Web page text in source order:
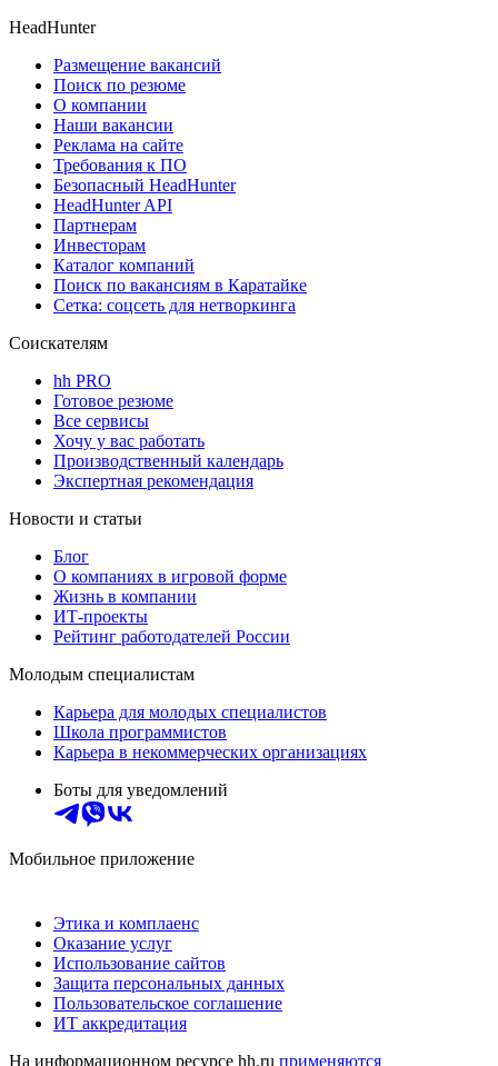
HeadHunter
Размещение вакансий
Поиск по резюме
О компании
Наши вакансии
Реклама на сайте
Требования к ПО
Безопасный HeadHunter
HeadHunter API
Партнерам
Инвесторам
Каталог компаний
Поиск по вакансиям в Каратайке
Сетка: соцсеть для нетворкинга
Соискателям
hh PRO
Готовое резюме
Все сервисы
Хочу у вас работать
Производственный календарь
Экспертная рекомендация
Новости и статьи
Блог
О компаниях в игровой форме
Жизнь в компании
ИТ-проекты
Рейтинг работодателей России
Молодым специалистам
Карьера для молодых специалистов
Школа программистов
Карьера в некоммерческих организациях
Боты для уведомлений
Мобильное приложение
Этика и комплаенс
Оказание услуг
Использование сайтов
Защита персональных данных
Пользовательское соглашение
ИТ аккредитация
На информационном ресурсе hh.ru применяются